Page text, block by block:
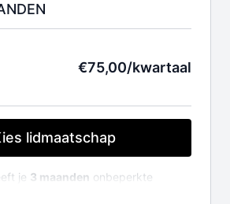
€75,00/kwartaal
lidmaatschap
je 3 maanden onbeperkte
LIFT videobibliotheek en